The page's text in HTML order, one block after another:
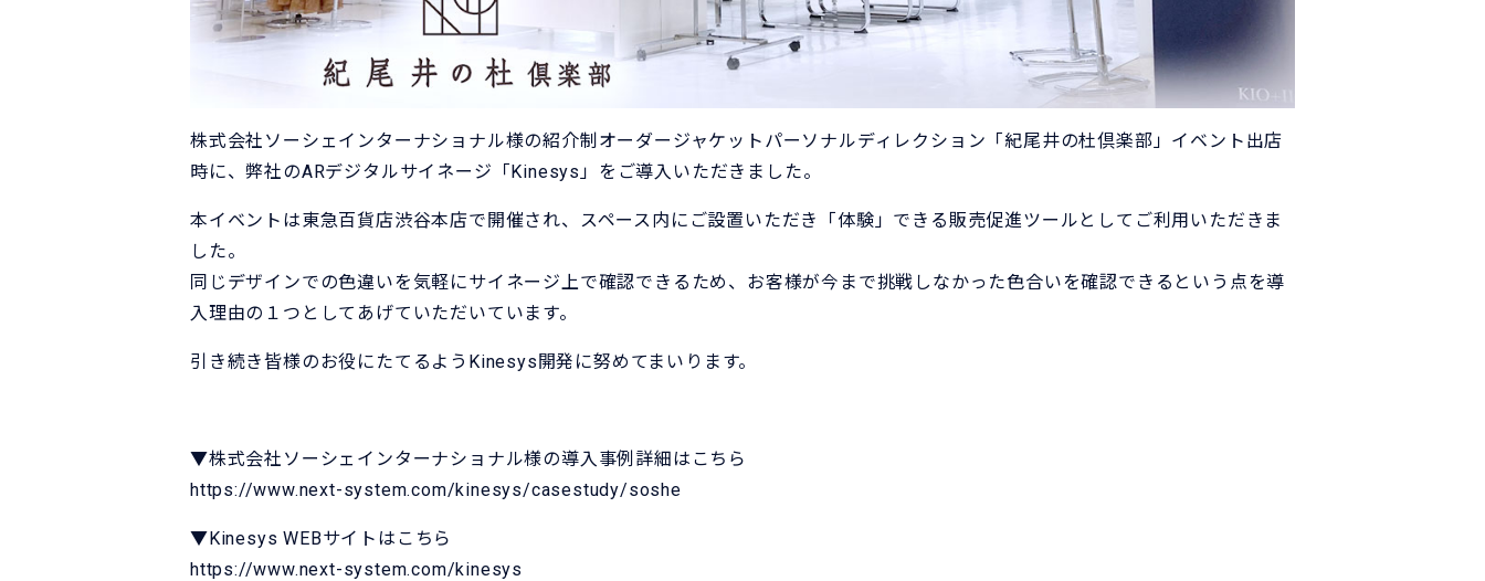
株式会社ソーシェインターナショナル様の紹介制オーダージャケットパーソナルディレクション「紀尾井の杜倶楽部」イベント出店
時に、弊社のARデジタルサイネージ「Kinesys」をご導入いただきました。
本イベントは東急百貨店渋谷本店で開催され、スペース内にご設置いただき「体験」できる販売促進ツールとしてご利用いただきま
した。
同じデザインでの色違いを気軽にサイネージ上で確認できるため、お客様が今まで挑戦しなかった色合いを確認できるという点を導
入理由の１つとしてあげていただいています。
引き続き皆様のお役にたてるようKinesys開発に努めてまいります。
▼株式会社ソーシェインターナショナル様の導入事例詳細はこちら
https://www.next-system.com/kinesys/casestudy/soshe
▼Kinesys WEBサイトはこちら
https://www.next-system.com/kinesys